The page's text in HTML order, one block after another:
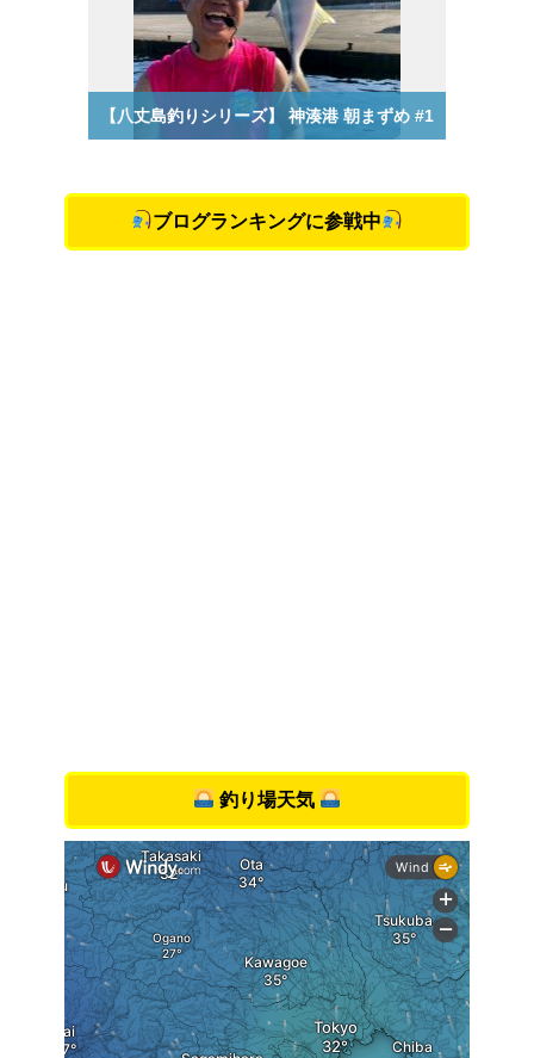
ブログランキングに参戦中
釣り場天気